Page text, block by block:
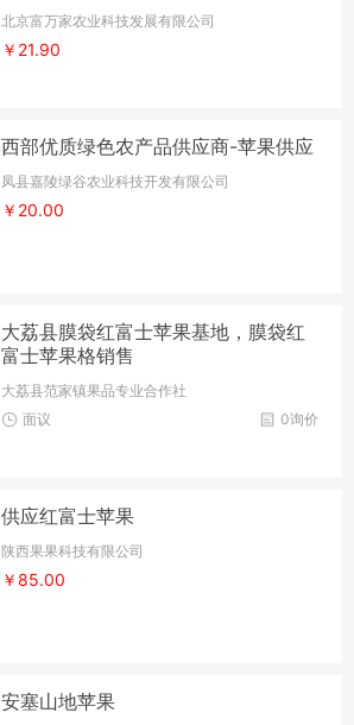
北京富万家农业科技发展有限公司
￥21.90
西部优质绿色农产品供应商-苹果供应
凤县嘉陵绿谷农业科技开发有限公司
￥20.00
大荔县膜袋红富士苹果基地，膜袋红
富士苹果格销售
大荔县范家镇果品专业合作社
0询价
面议
供应红富士苹果
陕西果果科技有限公司
￥85.00
安塞山地苹果